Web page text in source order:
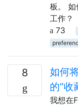
板。 如
工作？
73
8
如何
的“收
我想在